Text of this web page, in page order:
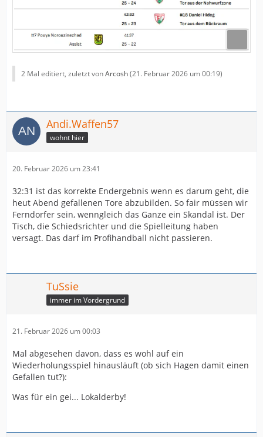
2 Mal editiert, zuletzt vonArcosh(21. Februar 2026 um 00:19)
Andi.Waffen57
wohnt hier
20. Februar 2026 um 23:41
32:31 ist das korrekte Endergebnis wenn es darum geht, die
heut Abend gefallenen Tore abzubilden. So fair müssen wir
Ferndorfer sein, wenngleich das Ganze ein Skandal ist. Der
Tisch, die Schiedsrichter und die Spielleitung haben
versagt. Das darf im Profihandball nicht passieren.
TuSsie
immer im Vordergrund
21. Februar 2026 um 00:03
Mal abgesehen davon, dass es wohl auf ein
Wiederholungsspiel hinausläuft (ob sich Hagen damit einen
Gefallen tut?):
Was für ein gei... Lokalderby!